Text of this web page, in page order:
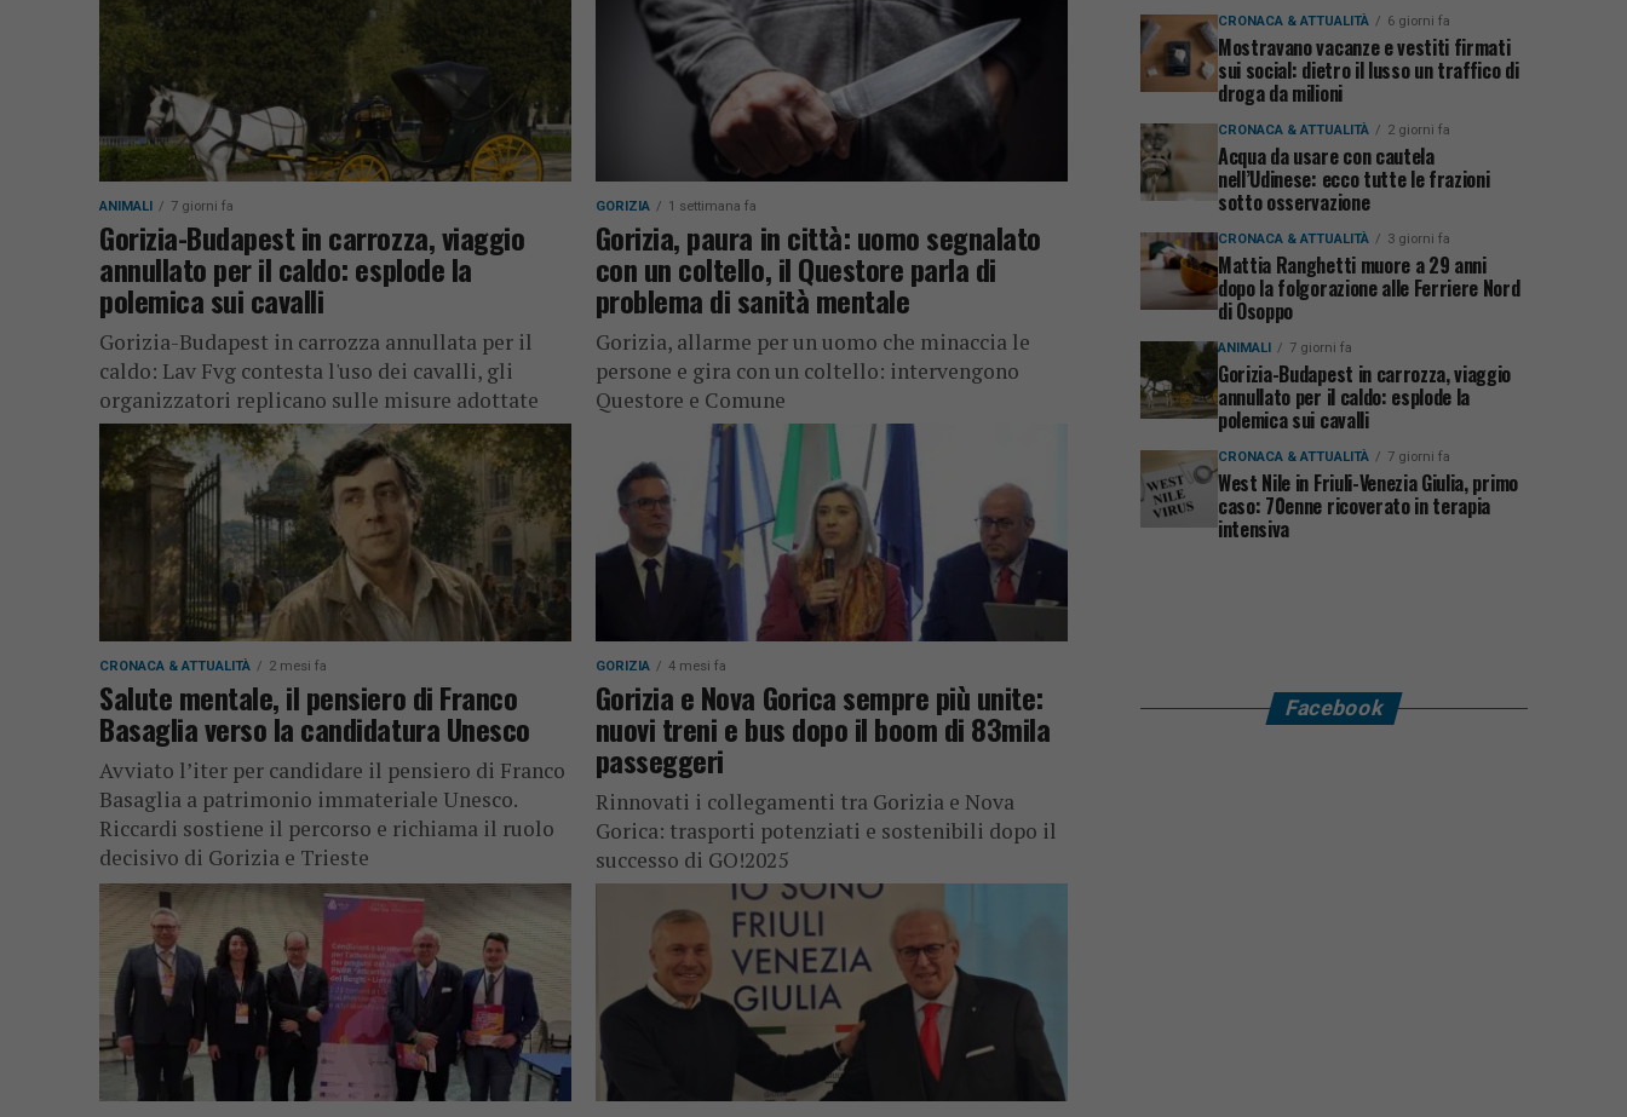
ANIMALI 7 giorni fa
Gorizia-Budapest in carrozza, viaggio
annullato per il caldo: esplode la
polemica sui cavalli
Gorizia-Budapest in carrozza annullata per il
caldo: Lav Fvg contesta l'uso dei cavalli, gli
organizzatori replicano sulle misure adottate
GORIZIA 1 settimana fa
Gorizia, paura in città: uomo segnalato
con un coltello, il Questore parla di
problema di sanità mentale
Gorizia, allarme per un uomo che minaccia le
persone e gira con un coltello: intervengono
Questore e Comune
CRONACA & ATTUALITÀ 2 mesi fa
Salute mentale, il pensiero di Franco
Basaglia verso la candidatura Unesco
Avviato l’iter per candidare il pensiero di Franco
Basaglia a patrimonio immateriale Unesco.
Riccardi sostiene il percorso e richiama il ruolo
decisivo di Gorizia e Trieste
GORIZIA 4 mesi fa
Gorizia e Nova Gorica sempre più unite:
nuovi treni e bus dopo il boom di 83mila
passeggeri
Rinnovati i collegamenti tra Gorizia e Nova
Gorica: trasporti potenziati e sostenibili dopo il
successo di GO!2025
CRONACA & ATTUALITÀ 6 giorni fa
Mostravano vacanze e vestiti firmati
sui social: dietro il lusso un traffico di
droga da milioni
CRONACA & ATTUALITÀ 2 giorni fa
Acqua da usare con cautela
nell’Udinese: ecco tutte le frazioni
sotto osservazione
CRONACA & ATTUALITÀ 3 giorni fa
Mattia Ranghetti muore a 29 anni
dopo la folgorazione alle Ferriere Nord
di Osoppo
ANIMALI 7 giorni fa
Gorizia-Budapest in carrozza, viaggio
annullato per il caldo: esplode la
polemica sui cavalli
CRONACA & ATTUALITÀ 7 giorni fa
West Nile in Friuli-Venezia Giulia, primo
caso: 70enne ricoverato in terapia
intensiva
Facebook